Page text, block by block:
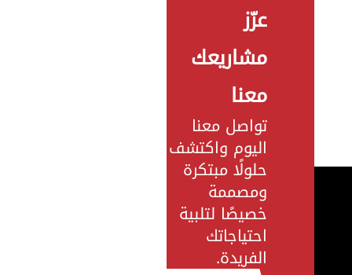
عزّز
مشاريعك
معنا
تواصل معنا
اليوم واكتشف
حلولًا مبتكرة
ومصممة
خصيصًا لتلبية
احتياجاتك
الفريدة.